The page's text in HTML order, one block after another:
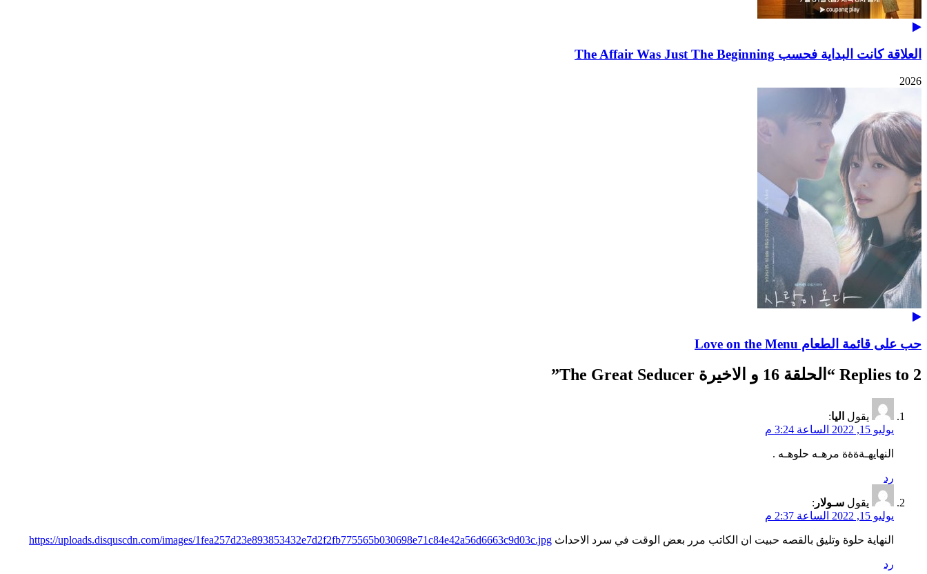
العلاقة كانت البداية فحسب The Affair Was Just The Beginning
2026
حب على قائمة الطعام Love on the Menu
2 Replies to “ الحلقة 16 و الاخيرة The Great Seducer ”
يقول اليا:
يوليو 15, 2022 الساعة 3:24 م
النهايهـةةةة مرهـه حلوهـه .
رد
يقول سـولار :
يوليو 15, 2022 الساعة 2:37 م
النهاية حلوة وتليق بالقصه حبيت ان الكاتب مرر بعض الوقت في سرد الاحداث https://uploads.disquscdn.com/images/1fea257d23e893853432e7d2f2fb775565b030698e71c84e42a56d6663c9d03c.jpg
رد